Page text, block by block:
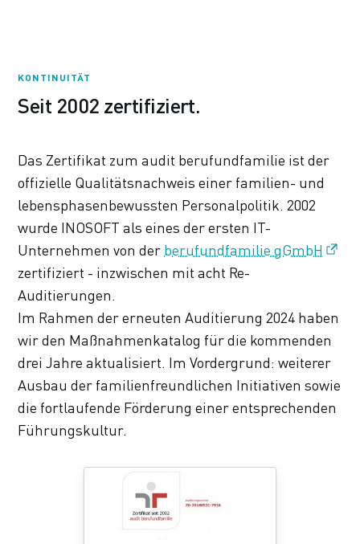
KONTINUITÄT
Seit 2002 zertifiziert.
Das Zertifikat zum audit berufundfamilie ist der
offizielle Qualitätsnachweis einer familien- und
lebensphasenbewussten Personalpolitik. 2002
wurde INOSOFT als eines der ersten IT-
Unternehmen von der berufundfamilie gGmbH
zertifiziert - inzwischen mit acht Re-
Auditierungen.
Im Rahmen der erneuten Auditierung 2024 haben
wir den Maßnahmenkatalog für die kommenden
drei Jahre aktualisiert. Im Vordergrund: weiterer
Ausbau der familienfreundlichen Initiativen sowie
die fortlaufende Förderung einer entsprechenden
Führungskultur.